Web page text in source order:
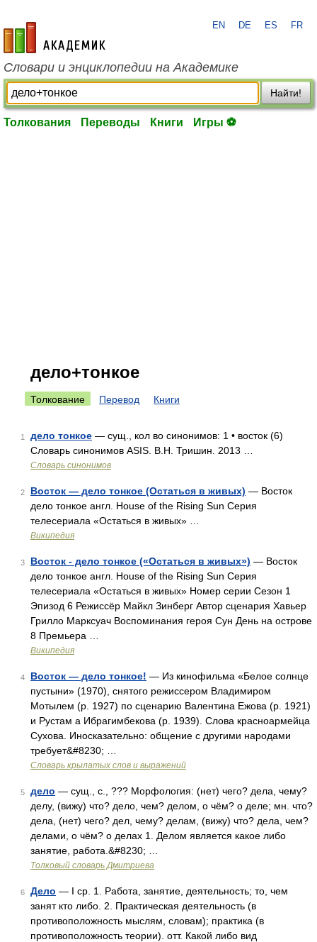
academic.ru
EN DE ES FR
Словари и энциклопедии на Академике
Найти!
Толкования Переводы Книги Игры ⚽
дело+тонкое
Толкование Перевод Книги
1 дело тонкое — сущ., кол во синонимов: 1 • восток (6)
Словарь синонимов ASIS. В.Н. Тришин. 2013 …
Словарь синонимов
2 Восток — дело тонкое (Остаться в живых) — Восток
дело тонкое англ. House of the Rising Sun Серия
телесериала «Остаться в живых» …
Википедия
3 Восток - дело тонкое («Остаться в живых») — Восток
дело тонкое англ. House of the Rising Sun Серия
телесериала «Остаться в живых» Номер серии Сезон 1
Эпизод 6 Режиссёр Майкл Зинберг Автор сценария Хавьер
Грилло Марксуач Воспоминания героя Сун День на острове
8 Премьера …
Википедия
4 Восток — дело тонкое! — Из кинофильма «Белое солнце
пустыни» (1970), снятого режиссером Владимиром
Мотылем (р. 1927) по сценарию Валентина Ежова (р. 1921)
и Рустам а Ибрагимбекова (р. 1939). Слова красноармейца
Сухова. Иносказательно: общение с другими народами
требует&#8230; …
Словарь крылатых слов и выражений
5 дело — сущ., с., ??? Морфология: (нет) чего? дела, чему?
делу, (вижу) что? дело, чем? делом, о чём? о деле; мн. что?
дела, (нет) чего? дел, чему? делам, (вижу) что? дела, чем?
делами, о чём? о делах 1. Делом является какое либо
занятие, работа.&#8230; …
Толковый словарь Дмитриева
6 Дело — I ср. 1. Работа, занятие, деятельность; то, чем
занят кто либо. 2. Практическая деятельность (в
противоположность мыслям, словам); практика (в
противоположность теории). отт. Какой либо вид